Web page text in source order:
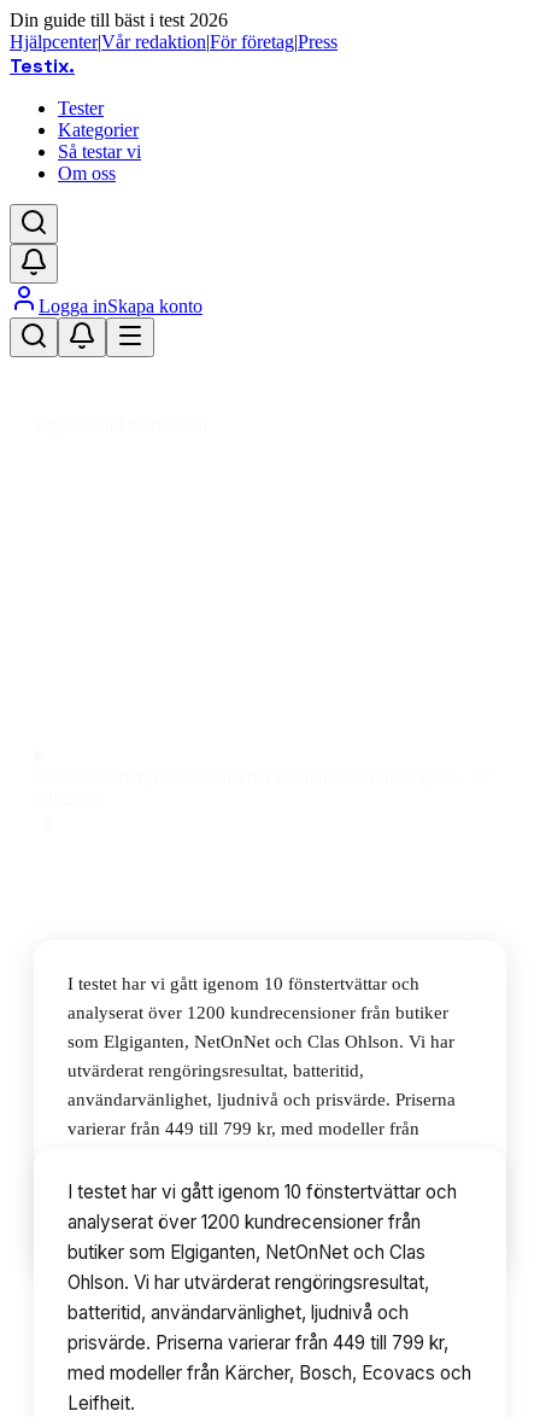
Din guide till bäst i test 2026
Hjälpcenter|Vår redaktion|För företag|Press
Testix.
Tester
Kategorier
Så testar vi
Om oss
Logga inSkapa konto
I testet har vi gått igenom 10 fönstertvättar och
analyserat över 1200 kundrecensioner från butiker
som Elgiganten, NetOnNet och Clas Ohlson. Vi har
utvärderat rengöringsresultat, batteritid,
användarvänlighet, ljudnivå och prisvärde. Priserna
varierar från 449 till 799 kr, med modeller från
Innehållsförteckning 10avsnitt
I testet har vi gått igenom 10 fönstertvättar och
analyserat över 1200 kundrecensioner från
butiker som Elgiganten, NetOnNet och Clas
Ohlson. Vi har utvärderat rengöringsresultat,
batteritid, användarvänlighet, ljudnivå och
prisvärde. Priserna varierar från 449 till 799 kr,
med modeller från Kärcher, Bosch, Ecovacs och
Leifheit.